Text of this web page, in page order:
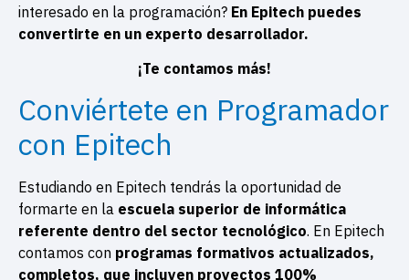
interesado en la programación? En Epitech puedes
convertirte en un experto desarrollador.
¡Te contamos más!
Conviértete en Programador
con Epitech
Estudiando en Epitech tendrás la oportunidad de
formarte en la escuela superior de informática
referente dentro del sector tecnológico. En Epitech
contamos con programas formativos actualizados,
completos, que incluyen proyectos 100%